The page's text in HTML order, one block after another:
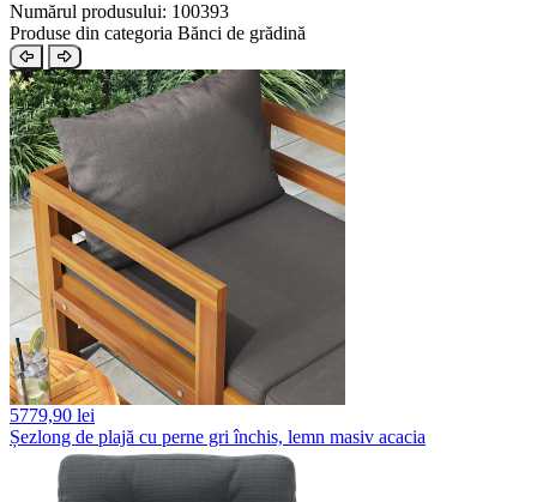
Numărul produsului: 100393
Produse din categoria Bănci de grădină
5779,90 lei
Șezlong de plajă cu perne gri închis, lemn masiv acacia